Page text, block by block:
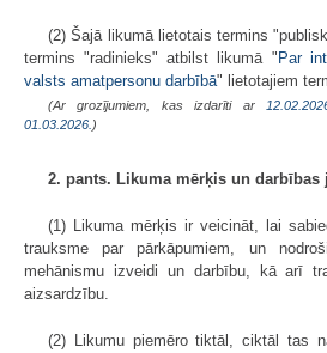
(2) Šajā likumā lietotais termins
termins "radinieks" atbilst likumā " Par
valsts amatpersonu darbībā" lietotajiem
(Ar grozījumiem, kas izdarīti ar
01.03.2026.)
2. pants. Likuma mērķis un darbības
(1) Likuma mērķis ir veicināt, lai
trauksme par pārkāpumiem, un
mehānismu izveidi un darbību, kā arī
aizsardzību.
(2) Likumu piemēro tiktāl, ciktāl tas